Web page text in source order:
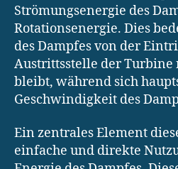
Strömungsenergie des
Rotationsenergie. Dies
des Dampfes von der
Austrittsstelle der Turbine
bleibt, während sich
Geschwindigkeit des
Ein zentrales Element
einfache und direkte